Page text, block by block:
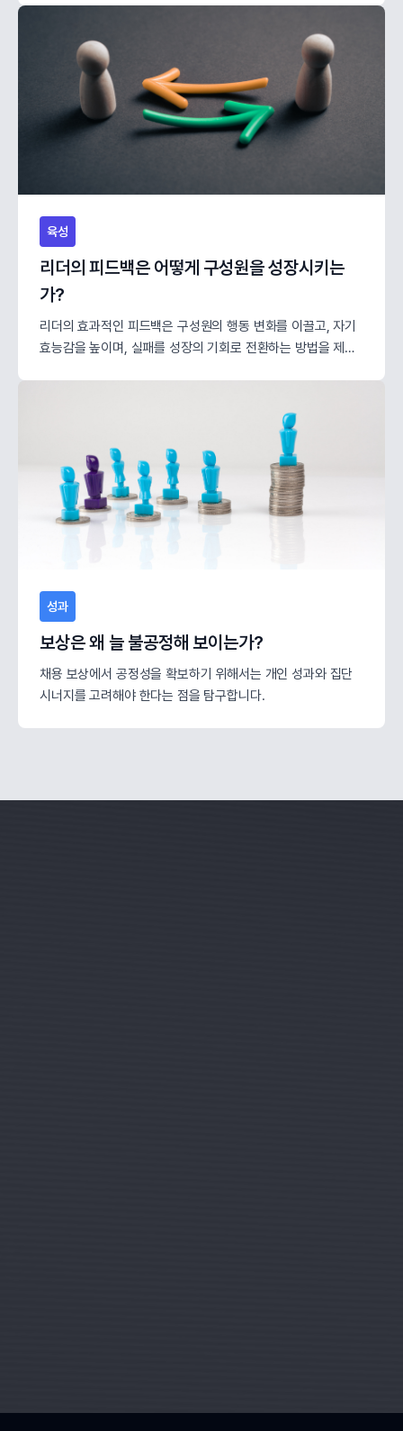
육성
리더의 피드백은 어떻게 구성원을 성장시키는
가?
리더의 효과적인 피드백은 구성원의 행동 변화를 이끌고, 자기
효능감을 높이며, 실패를 성장의 기회로 전환하는 방법을 제시
성과
보상은 왜 늘 불공정해 보이는가?
채용 보상에서 공정성을 확보하기 위해서는 개인 성과와 집단
시너지를 고려해야 한다는 점을 탐구합니다.